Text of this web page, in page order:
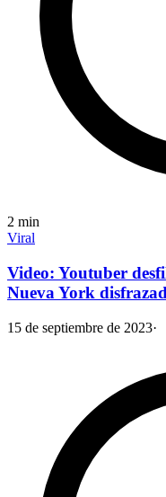
2 min
Viral
Video: Youtuber
Nueva York
15 de septiembre de 2023·